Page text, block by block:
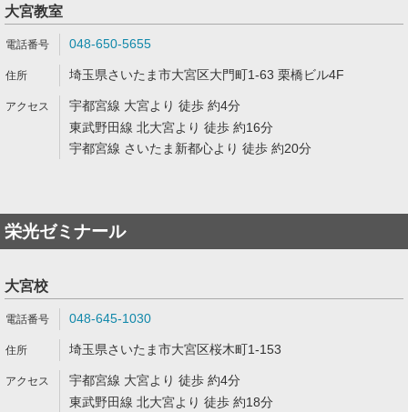
大宮教室
048-650-5655
埼玉県さいたま市大宮区大門町1-63 栗橋ビル4F
宇都宮線 大宮より 徒歩 約4分
東武野田線 北大宮より 徒歩 約16分
宇都宮線 さいたま新都心より 徒歩 約20分
栄光ゼミナール
大宮校
048-645-1030
埼玉県さいたま市大宮区桜木町1-153
宇都宮線 大宮より 徒歩 約4分
東武野田線 北大宮より 徒歩 約18分